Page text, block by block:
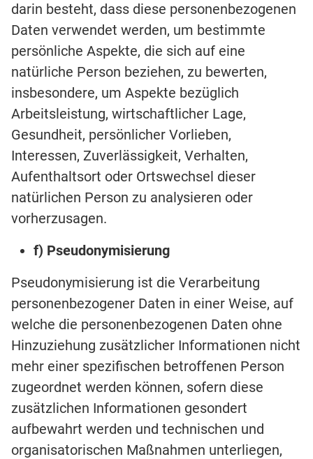
darin besteht, dass diese personenbezogenen
Daten verwendet werden, um bestimmte
persönliche Aspekte, die sich auf eine
natürliche Person beziehen, zu bewerten,
insbesondere, um Aspekte bezüglich
Arbeitsleistung, wirtschaftlicher Lage,
Gesundheit, persönlicher Vorlieben,
Interessen, Zuverlässigkeit, Verhalten,
Aufenthaltsort oder Ortswechsel dieser
natürlichen Person zu analysieren oder
vorherzusagen.
f) Pseudonymisierung
Pseudonymisierung ist die Verarbeitung
personenbezogener Daten in einer Weise, auf
welche die personenbezogenen Daten ohne
Hinzuziehung zusätzlicher Informationen nicht
mehr einer spezifischen betroffenen Person
zugeordnet werden können, sofern diese
zusätzlichen Informationen gesondert
aufbewahrt werden und technischen und
organisatorischen Maßnahmen unterliegen,